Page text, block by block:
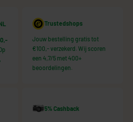
Trustedshops
Jouw bestelling gratis tot
€100,- verzekerd. Wij scoren
een 4,7/5 met 400+
beoordelingen.
5% Cashback